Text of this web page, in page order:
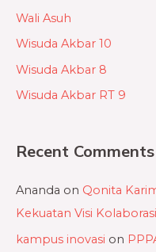
Wali Asuh
Wisuda Akbar 10
Wisuda Akbar 8
Wisuda Akbar RT 9
Recent Comments
Ananda on Qonita
Kekuatan Visi
kampus inovasi on